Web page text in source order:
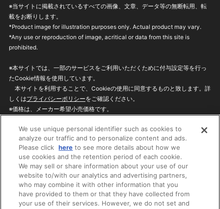
※当サイトに掲載されているすべての画像、文章、データ等の無断転用、転
載をお断りします。
*Product image for illustration purposes only. Actual product may vary.
*Any use or reproduction of image, acritical or data from this site is
prohibited.
※本サイトでは、一部のサービスをご利用いただくために付与設定等を行っ
たCookie情報を使用しています。
本サイトを利用することで、Cookieの使用に同意するものと致します。詳
しくはプライバシーポリシーをご確認ください。
※価格は、メーカー希望小売価格です。
ざいますのでご了承ください。
privacypolicy
Do Not Sell or Share My
Personal Information
ウェブサイトご利用条件
ソーシャルメディアポリシー
個人情報保護方針
お問い合わせ
We use unique personal identifier such as cookies to
analyze our traffic and to personalize content and ads.
Please click here to see more details about how we
use cookies and the retention period of each cookie.
We may sell or share information about your use of our
website to/with our analytics and advertising partners,
who may combine it with other information that you
have provided to them or that they have collected from
your use of their services. However, we do not set and